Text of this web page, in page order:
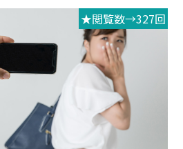
★閲覧数→327回